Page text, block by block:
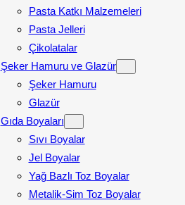
Pasta Katkı Malzemeleri
Pasta Jelleri
Çikolatalar
Şeker Hamuru ve Glazür
Şeker Hamuru
Glazür
Gıda Boyaları
Sıvı Boyalar
Jel Boyalar
Yağ Bazlı Toz Boyalar
Metalik-Sim Toz Boyalar